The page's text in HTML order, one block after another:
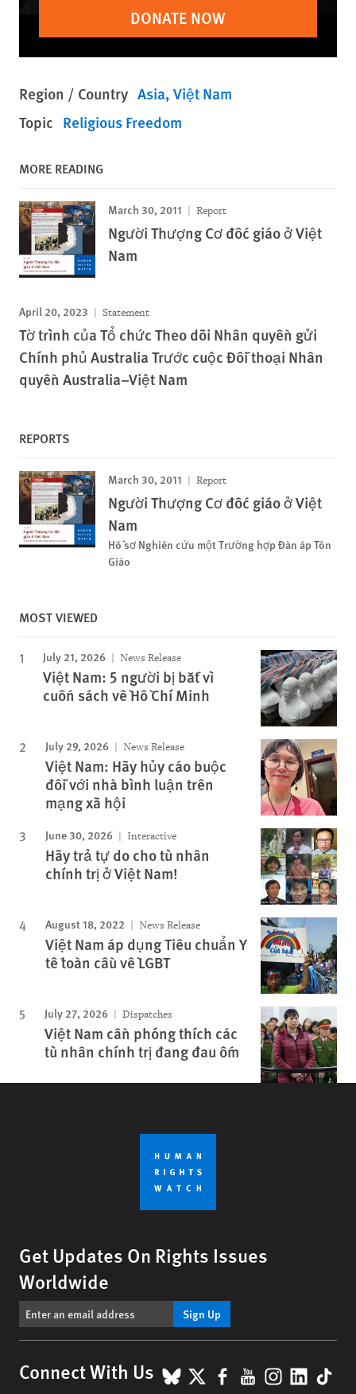
DONATE NOW
Region / Country Asia Việt Nam
Topic Religious Freedom
MORE READING
March 30, 2011 Report
Người Thượng Cơ đốc giáo ở Việt
Nam
April 20, 2023 Statement
Tờ trình của Tổ chức Theo dõi Nhân quyền gửi
Chính phủ Australia Trước cuộc Đối thoại Nhân
quyền Australia–Việt Nam
REPORTS
March 30, 2011 Report
Người Thượng Cơ đốc giáo ở Việt
Nam
Hồ sơ Nghiên cứu một Trường hợp Đàn áp Tôn
Giáo
MOST VIEWED
July 21, 2026 News Release
Việt Nam: 5 người bị bắt vì
cuốn sách về Hồ Chí Minh
July 29, 2026 News Release
Việt Nam: Hãy hủy cáo buộc
đối với nhà bình luận trên
mạng xã hội
June 30, 2026 Interactive
Hãy trả tự do cho tù nhân
chính trị ở Việt Nam!
August 18, 2022 News Release
Việt Nam áp dụng Tiêu chuẩn Y
tế toàn cầu về LGBT
July 27, 2026 Dispatches
Việt Nam cần phóng thích các
tù nhân chính trị đang đau ốm
Get Updates On Rights Issues
Worldwide
Sign Up
Connect With Us BlueSky
X Facebook
YouTube